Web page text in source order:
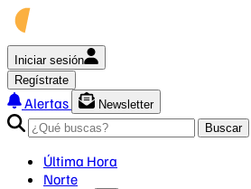
Iniciar sesión
Regístrate
Alertas
Newsletter
Buscar
Última Hora
Norte